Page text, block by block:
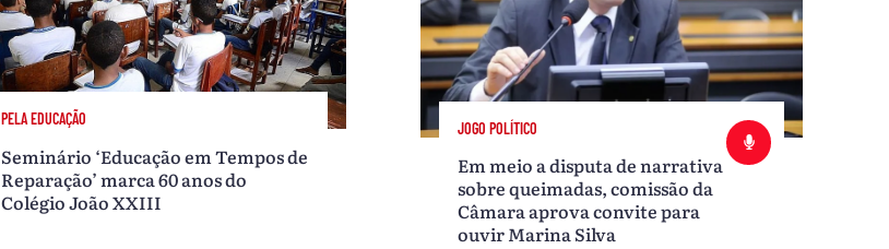
PELA EDUCAÇÃO
Seminário ‘Educação em Tempos de
Reparação’ marca 60 anos do
Colégio João XXIII
JOGO POLÍTICO
Em meio a disputa de narrativa
sobre queimadas, comissão da
Câmara aprova convite para
ouvir Marina Silva